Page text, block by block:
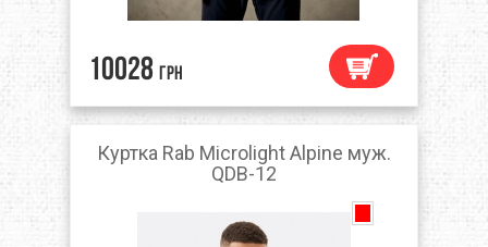
10028 грн
Куртка Rab Microlight Alpine муж.
QDB-12